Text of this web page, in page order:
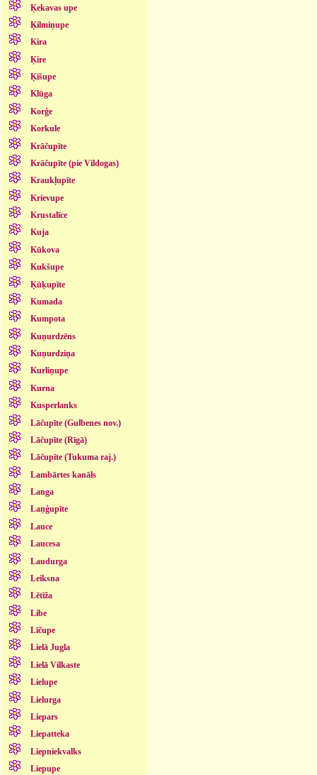
Ķekavas upe
Ķilmiņupe
Kira
Ķire
Ķīšupe
Klūga
Korģe
Korkule
Krāčupīte
Krāčupīte (pie Vildogas)
Kraukļupīte
Krievupe
Krustalīce
Kuja
Kūkova
Kukšupe
Ķūķupīte
Kumada
Kumpota
Kuņurdzēns
Kuņurdziņa
Kurliņupe
Kurna
Kusperlanks
Lāčupīte (Gulbenes nov.)
Lāčupīte (Rīgā)
Lāčupīte (Tukuma raj.)
Lambārtes kanāls
Langa
Laņģupīte
Lauce
Laucesa
Laudurga
Leiksna
Lētīža
Libe
Līčupe
Lielā Jugla
Lielā Vilkaste
Lielupe
Lielurga
Liepars
Liepatteka
Liepniekvalks
Liepupe